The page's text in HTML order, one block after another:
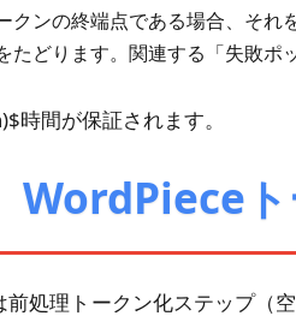
ンの終端点である場合、それ
どります。関連する「失敗
時間が保証されます。
WordPiece
処理トークン化ステップ